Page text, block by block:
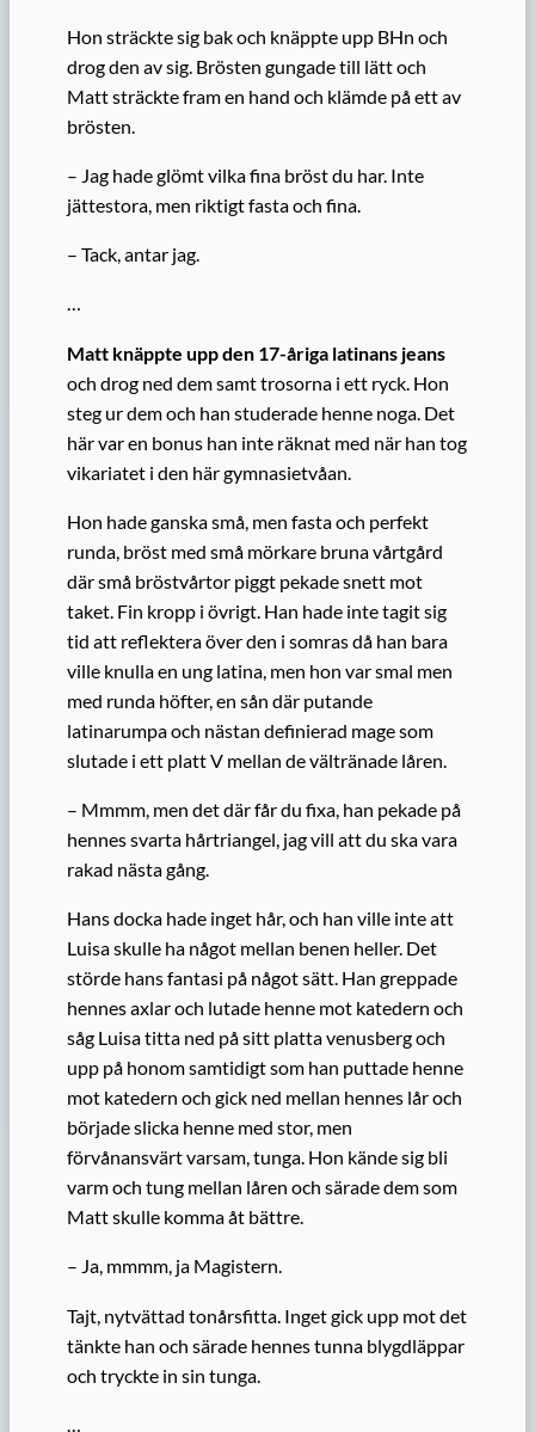
Hon sträckte sig bak och knäppte upp BHn och
drog den av sig. Brösten gungade till lätt och
Matt sträckte fram en hand och klämde på ett av
brösten.
– Jag hade glömt vilka fina bröst du har. Inte
jättestora, men riktigt fasta och fina.
– Tack, antar jag.
…
Matt knäppte upp den 17-åriga latinans jeans
och drog ned dem samt trosorna i ett ryck. Hon
steg ur dem och han studerade henne noga. Det
här var en bonus han inte räknat med när han tog
vikariatet i den här gymnasietvåan.
Hon hade ganska små, men fasta och perfekt
runda, bröst med små mörkare bruna vårtgård
där små bröstvårtor piggt pekade snett mot
taket. Fin kropp i övrigt. Han hade inte tagit sig
tid att reflektera över den i somras då han bara
ville knulla en ung latina, men hon var smal men
med runda höfter, en sån där putande
latinarumpa och nästan definierad mage som
slutade i ett platt V mellan de vältränade låren.
– Mmmm, men det där får du fixa, han pekade på
hennes svarta hårtriangel, jag vill att du ska vara
rakad nästa gång.
Hans docka hade inget hår, och han ville inte att
Luisa skulle ha något mellan benen heller. Det
störde hans fantasi på något sätt. Han greppade
hennes axlar och lutade henne mot katedern och
såg Luisa titta ned på sitt platta venusberg och
upp på honom samtidigt som han puttade henne
mot katedern och gick ned mellan hennes lår och
började slicka henne med stor, men
förvånansvärt varsam, tunga. Hon kände sig bli
varm och tung mellan låren och särade dem som
Matt skulle komma åt bättre.
– Ja, mmmm, ja Magistern.
Tajt, nytvättad tonårsfitta. Inget gick upp mot det
tänkte han och särade hennes tunna blygdläppar
och tryckte in sin tunga.
…